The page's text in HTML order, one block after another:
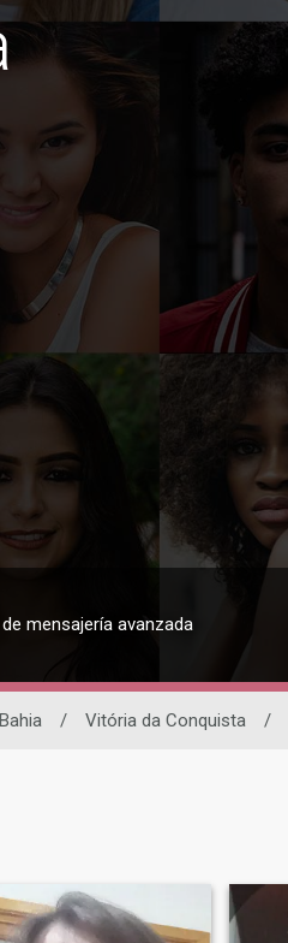
mensajería avanzada
Bahia / Vitória da Conquista /